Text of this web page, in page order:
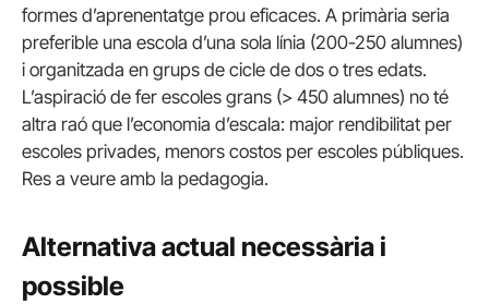
formes d’aprenentatge prou eficaces. A primària seria
preferible una escola d’una sola línia (200-250 alumnes)
i organitzada en grups de cicle de dos o tres edats.
L’aspiració de fer escoles grans (> 450 alumnes) no té
altra raó que l’economia d’escala: major rendibilitat per
escoles privades, menors costos per escoles públiques.
Res a veure amb la pedagogia.
Alternativa actual necessària i
possible